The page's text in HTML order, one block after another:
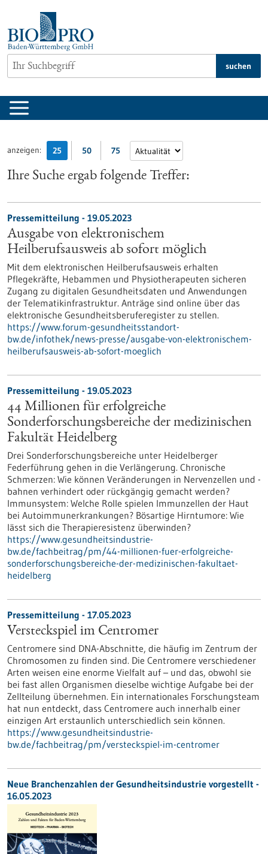
springen
suchen
anzeigen: 25 50 75
Ihre Suche ergab folgende Treffer:
Pressemitteilung - 19.05.2023
Ausgabe von elektronischem
Heilberufsausweis ab sofort möglich
Mit dem elektronischen Heilberufsausweis erhalten
Pflegekräfte, Hebammen und Physiotherapeuten sicheren
Zugang zu digitalen Gesundheitsdaten und Anwendungen
der Telematikinfrastruktur. Anträge sind online über das
elektronische Gesundheitsberuferegister zu stellen.
https://www.forum-gesundheitsstandort-
bw.de/infothek/news-presse/ausgabe-von-elektronischem-
heilberufsausweis-ab-sofort-moeglich
Pressemitteilung - 19.05.2023
44 Millionen für erfolgreiche
Sonderforschungsbereiche der medizinischen
Fakultät Heidelberg
Drei Sonderforschungsbereiche unter Heidelberger
Federführung gehen in die Verlängerung. Chronische
Schmerzen: Wie können Veränderungen in Nervenzellen und -
bahnen verhindert oder rückgängig gemacht werden?
Immunsystem: Welche Rolle spielen Immunzellen der Haut
bei Autoimmunerkrankungen? Bösartige Hirntumore: Wie
lässt sich die Therapieresistenz überwinden?
https://www.gesundheitsindustrie-
bw.de/fachbeitrag/pm/44-millionen-fuer-erfolgreiche-
sonderforschungsbereiche-der-medizinischen-fakultaet-
heidelberg
Pressemitteilung - 17.05.2023
Versteckspiel im Centromer
Centromere sind DNA-Abschnitte, die häufig im Zentrum der
Chromosomen zu finden sind. Die Centromere verschiedener
Arten weisen eine enorme Vielfalt auf – und das, obwohl sie
bei fast allen Organismen dieselbe wichtige Aufgabe bei der
Zellteilung übernehmen. Ein internationales Forschungsteam
hat nun entdeckt, dass Centromere auch innerhalb einer
einzigen Art erstaunlich unterschiedlich sein können.
https://www.gesundheitsindustrie-
bw.de/fachbeitrag/pm/versteckspiel-im-centromer
Neue Branchenzahlen der Gesundheitsindustrie vorgestellt -
16.05.2023